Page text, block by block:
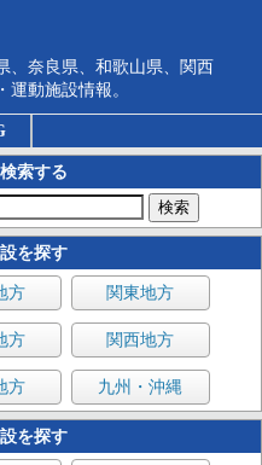
、奈良県、和歌山県、関西
動施設情報。
索する
を探す
方 関東地方
方 関西地方
方 九州・沖縄
を探す